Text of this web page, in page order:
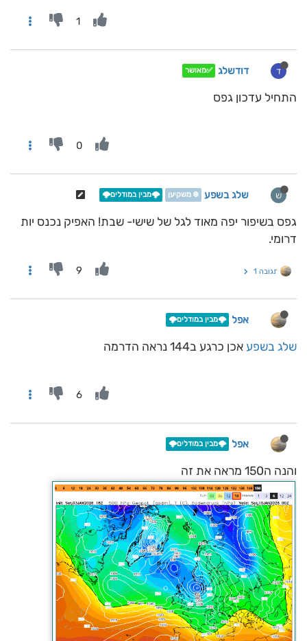
1
ד דודשלג ✅מאושר
התחיל עדכון גפס
0
ש שלג בשפע ❄️ משקיען 🌩️מבין במודלים🌩️
גפס בשיפור יפה מאוד לגל של שישי- שבת! האפיק נכנס יות
דרומי.
תגובה 1 9
אפל 🌩️מבין במודלים🌩️
שלג בשפע אכן כרגע ב144 נראה הדרמה
6
אפל 🌩️מבין במודלים🌩️
והנה ה150 מראה את זה